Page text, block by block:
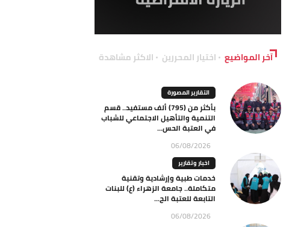
آخر المواضيع اختيار المحررين الاكثر مشاهدة
التقارير المصورة
بأكثر من (795) ألف مستفيد.. قسم
التنمية والتأهيل الاجتماعي للشباب
في العتبة الحس...
06/08/2026
اخبار وتقارير
خدمات طبية وإرشادية وتقنية
متكاملة.. جامعة الزهراء (ع) للبنات
التابعة للعتبة الح...
06/08/2026